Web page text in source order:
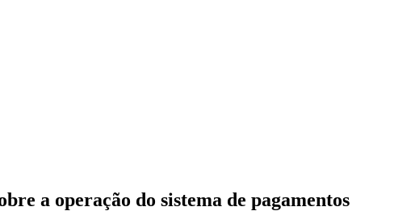
a operação do sistema de pagamentos